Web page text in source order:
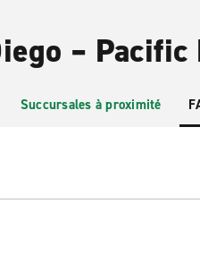
– Pacific
Succursales à proximité